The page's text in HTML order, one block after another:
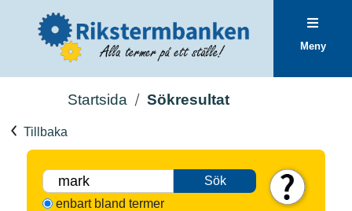
Meny
Startsida Sökresultat
Tillbaka
Sök
enbart bland termer